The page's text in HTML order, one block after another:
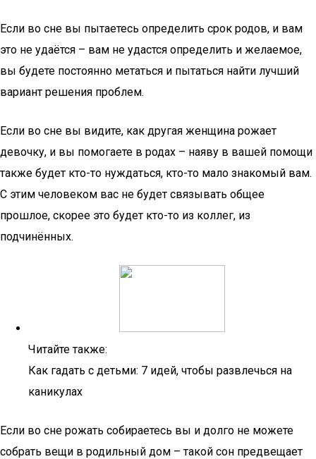
Если во сне вы пытаетесь определить срок родов, и вам
это не удаётся – вам не удастся определить и желаемое,
вы будете постоянно метаться и пытаться найти лучший
вариант решения проблем.
Если во сне вы видите, как другая женщина рожает
девочку, и вы помогаете в родах – наяву в вашей помощи
также будет кто-то нуждаться, кто-то мало знакомый вам.
С этим человеком вас не будет связывать общее
прошлое, скорее это будет кто-то из коллег, из
подчинённых.
Читайте также:
Как гадать с детьми: 7 идей, чтобы развлечься на
каникулах
Если во сне рожать собираетесь вы и долго не можете
собрать вещи в родильный дом – такой сон предвещает